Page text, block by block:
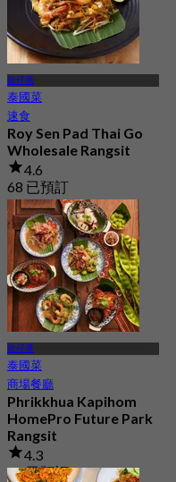
龍仔厝
泰國菜
速食
Roy Sen Pad Thai Go
Wholesale Rangsit
4.6
68 已預訂
起฿ 160
龍仔厝
泰國菜
商場餐廳
Phrikkhua Kapihom
HomePro Future Park
Rangsit
4.3
38 已預訂